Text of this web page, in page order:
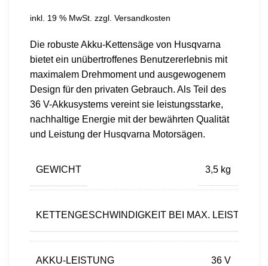
inkl. 19 % MwSt. zzgl. Versandkosten
Die robuste Akku-Kettensäge von Husqvarna
bietet ein unübertroffenes Benutzererlebnis mit
maximalem Drehmoment und ausgewogenem
Design für den privaten Gebrauch. Als Teil des
36 V-Akkusystems vereint sie leistungsstarke,
nachhaltige Energie mit der bewährten Qualität
und Leistung der Husqvarna Motorsägen.
GEWICHT 3,5 kg
KETTENGESCHWINDIGKEIT BEI MAX. LEISTUNG
AKKU-LEISTUNG 36 V